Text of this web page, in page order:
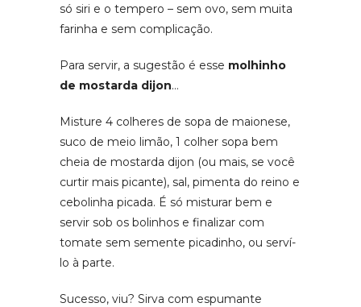
só siri e o tempero – sem ovo, sem muita
farinha e sem complicação.
Para servir, a sugestão é esse molhinho
de mostarda dijon…
Misture 4 colheres de sopa de maionese,
suco de meio limão, 1 colher sopa bem
cheia de mostarda dijon (ou mais, se você
curtir mais picante), sal, pimenta do reino e
cebolinha picada. É só misturar bem e
servir sob os bolinhos e finalizar com
tomate sem semente picadinho, ou serví-
lo à parte.
Sucesso, viu? Sirva com espumante